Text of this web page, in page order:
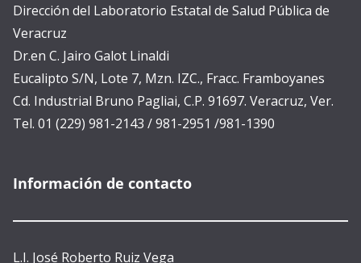
Dirección del Laboratorio Estatal de Salud Pública de
Veracruz
Dr.en C. Jairo Galot Linaldi
Eucalipto S/N, Lote 7, Mzn. IZC., Fracc. Framboyanes
Cd. Industrial Bruno Pagliai, C.P. 91697. Veracruz, Ver.
Tel. 01 (229) 981-2143 / 981-2951 /981-1390
Información de contacto
L.I. José Roberto Ruiz Vega